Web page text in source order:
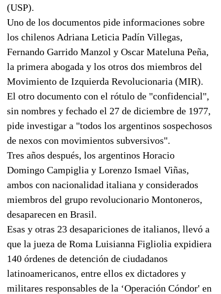
(USP).
Uno de los documentos pide informaciones sobre
los chilenos Adriana Leticia Padín Villegas,
Fernando Garrido Manzol y Oscar Mateluna Peña,
la primera abogada y los otros dos miembros del
Movimiento de Izquierda Revolucionaria (MIR).
El otro documento con el rótulo de "confidencial",
sin nombres y fechado el 27 de diciembre de 1977,
pide investigar a "todos los argentinos sospechosos
de nexos con movimientos subversivos".
Tres años después, los argentinos Horacio
Domingo Campiglia y Lorenzo Ismael Viñas,
ambos con nacionalidad italiana y considerados
miembros del grupo revolucionario Montoneros,
desaparecen en Brasil.
Esas y otras 23 desapariciones de italianos, llevó a
que la jueza de Roma Luisianna Figliolia expidiera
140 órdenes de detención de ciudadanos
latinoamericanos, entre ellos ex dictadores y
militares responsables de la ‘Operación Cóndor' en